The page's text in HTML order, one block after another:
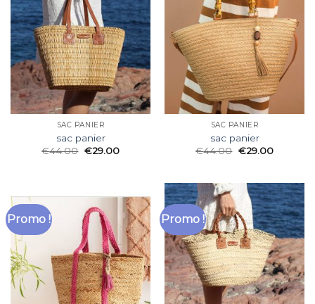
SAC PANIER
sac panier
€44.00 €29.00
SAC PANIER
sac panier
€44.00 €29.00
Promo ! Promo !